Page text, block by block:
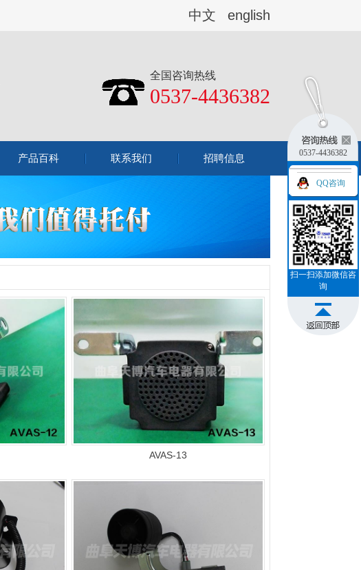
中文 english
全国咨询热线
0537-4436382
产品百科 联系我们 招聘信息
AVAS-13
0537-4436382
QQ咨询
扫一扫添加微信咨
询